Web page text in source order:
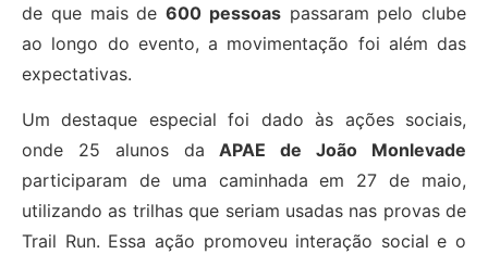
de que mais de 600 pessoaspassaram pelo clube
ao longo do evento, a movimentação foi além das
expectativas.
Um destaque especial foi dado às ações sociais,
onde 25 alunos daAPAE de João Monlevade
participaram de uma caminhada em 27 de maio,
utilizando as trilhas que seriam usadas nas provas de
Trail Run. Essa ação promoveu interação social e o